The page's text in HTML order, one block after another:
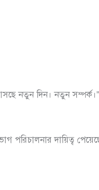
নতুন দিন। নতুন সম্পর্ক।”
পরিচালনার দায়িত্ব